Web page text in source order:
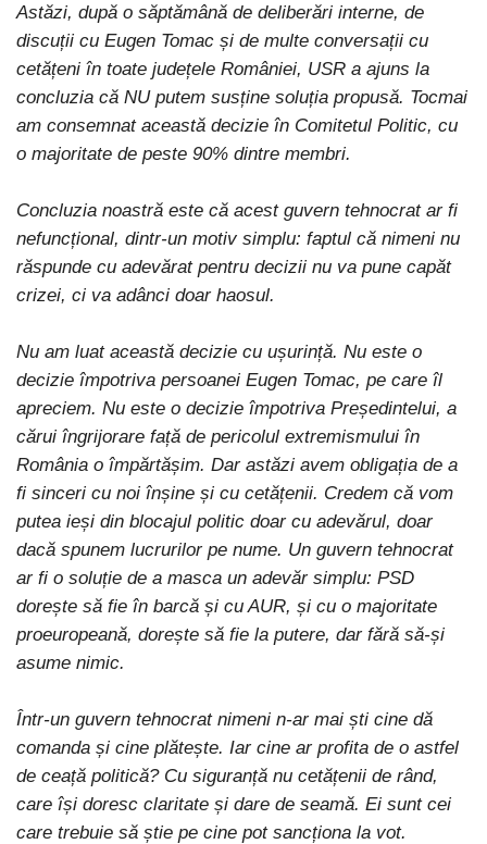
Astăzi, după o săptămână de deliberări interne, de
discuții cu Eugen Tomac și de multe conversații cu
cetățeni în toate județele României, USR a ajuns la
concluzia că NU putem susține soluția propusă. Tocmai
am consemnat această decizie în Comitetul Politic, cu
o majoritate de peste 90% dintre membri.
Concluzia noastră este că acest guvern tehnocrat ar fi
nefuncțional, dintr-un motiv simplu: faptul că nimeni nu
răspunde cu adevărat pentru decizii nu va pune capăt
crizei, ci va adânci doar haosul.
Nu am luat această decizie cu ușurință. Nu este o
decizie împotriva persoanei Eugen Tomac, pe care îl
apreciem. Nu este o decizie împotriva Președintelui, a
cărui îngrijorare față de pericolul extremismului în
România o împărtășim. Dar astăzi avem obligația de a
fi sinceri cu noi înșine și cu cetățenii. Credem că vom
putea ieși din blocajul politic doar cu adevărul, doar
dacă spunem lucrurilor pe nume. Un guvern tehnocrat
ar fi o soluție de a masca un adevăr simplu: PSD
dorește să fie în barcă și cu AUR, și cu o majoritate
proeuropeană, dorește să fie la putere, dar fără să-și
asume nimic.
Într-un guvern tehnocrat nimeni n-ar mai ști cine dă
comanda și cine plătește. Iar cine ar profita de o astfel
de ceață politică? Cu siguranță nu cetățenii de rând,
care își doresc claritate și dare de seamă. Ei sunt cei
care trebuie să știe pe cine pot sancționa la vot.